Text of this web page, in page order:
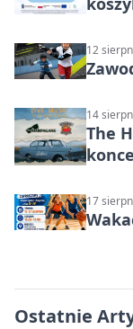
12
14
The
17
Ostatnie